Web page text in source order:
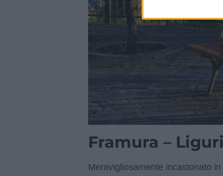
Framura –
Meravigliosamente incastonato